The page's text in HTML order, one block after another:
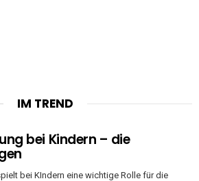
IM TREND
bei Kindern – die
bei KIndern eine wichtige Rolle für die